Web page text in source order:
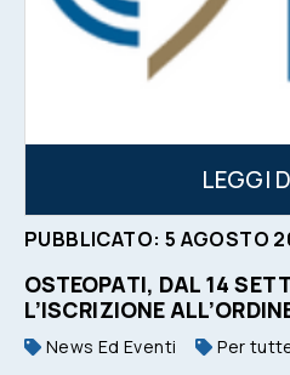
LEGGI
PUBBLICATO: 5 AGOSTO
OSTEOPATI, DAL 14
L’ISCRIZIONE
News Ed Eventi Per